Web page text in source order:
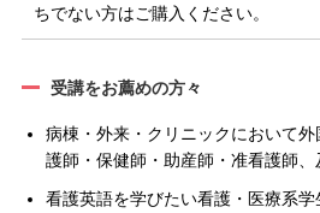
ちでない方はご購入ください。
受講をお薦めの方々
病棟・外来・クリニックにおいて
護師・保健師・助産師・准看護師
看護英語を学びたい看護・医療系学